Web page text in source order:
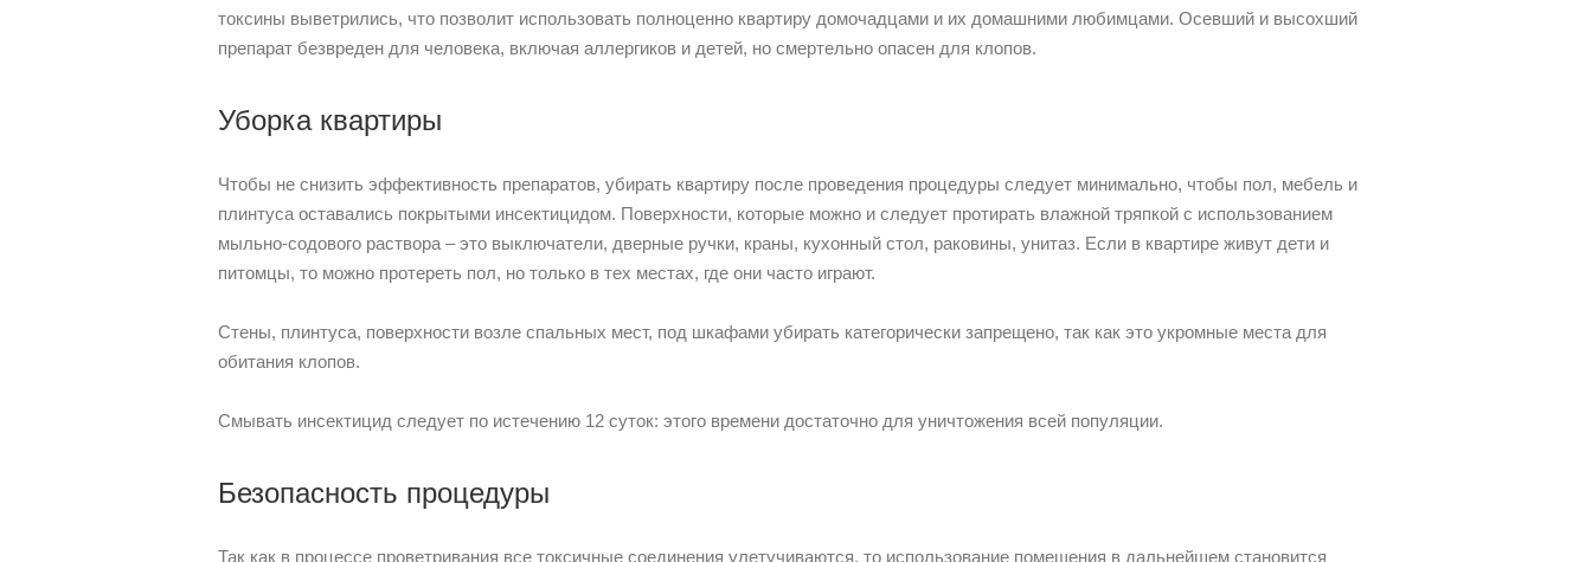
токсины выветрились, что позволит использовать полноценно квартиру домочадцами и их домашними любимцами. Осевший и высохший
препарат безвреден для человека, включая аллергиков и детей, но смертельно опасен для клопов.
Уборка квартиры
Чтобы не снизить эффективность препаратов, убирать квартиру после проведения процедуры следует минимально, чтобы пол, мебель и
плинтуса оставались покрытыми инсектицидом. Поверхности, которые можно и следует протирать влажной тряпкой с использованием
мыльно-содового раствора – это выключатели, дверные ручки, краны, кухонный стол, раковины, унитаз. Если в квартире живут дети и
питомцы, то можно протереть пол, но только в тех местах, где они часто играют.
Стены, плинтуса, поверхности возле спальных мест, под шкафами убирать категорически запрещено, так как это укромные места для
обитания клопов.
Смывать инсектицид следует по истечению 12 суток: этого времени достаточно для уничтожения всей популяции.
Безопасность процедуры
Так как в процессе проветривания все токсичные соединения улетучиваются, то использование помещения в дальнейшем становится